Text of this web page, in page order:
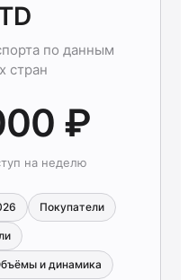
по данным
стран
₽
на неделю
Покупатели
и динамика